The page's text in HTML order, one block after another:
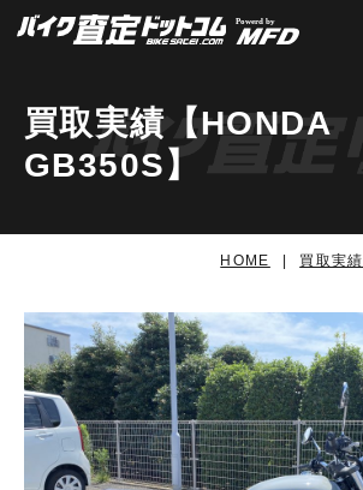
買取実績【HONDA
GB350S】
HOME 買取実績